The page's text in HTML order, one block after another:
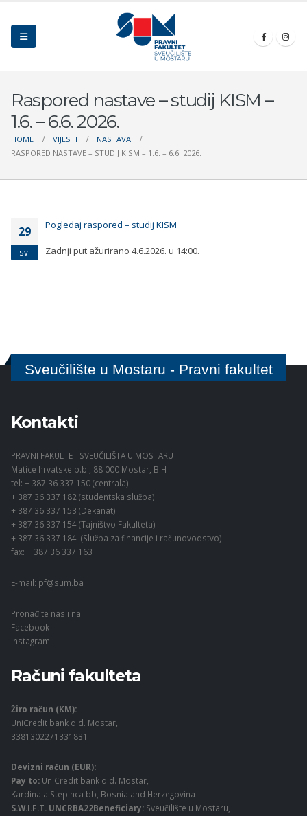
Raspored nastave – studij KISM –
1.6. – 6.6. 2026.
HOME VIJESTI
NASTAVA
RASPORED NASTAVE – STUDIJ KISM – 1.6. – 6.6. 2026.
29
svi
Pogledaj raspored – studij KISM
Zadnji put ažurirano 4.6.2026. u 14:00.
Sveučilište u Mostaru - Pravni fakultet
Kontakti
PRAVNI FAKULTET SVEUČILIŠTA U MOSTARU
Matice hrvatske b.b., 88 000 Mostar, BiH
tel: + 387 36 337 150 (centrala)
+ 387 36 337 182 (studentska služba)
+ 387 36 337 153 (Dekanat)
+ 387 36 337 154 (Tajništvo Fakulteta)
+ 387 36 337 184 (Služba za financije i računovodstvo)
fax: + 387 36 337 163
E-mail: pf@sum.ba
Pronađite nas i na:
Facebook
Instagram
Računi fakulteta
Žiro račun (KM):
UniCredit bank d.d. Mostar,
3381302271331831
Devizni račun (EUR):
Pay to: UniCredit bank d.d. Mostar,
Kardinala Stepinca bb, Bosnia and Herzegovina
S.W.I.F.T. UNCRBA22Beneficiary: Sveučilište u Mostaru,